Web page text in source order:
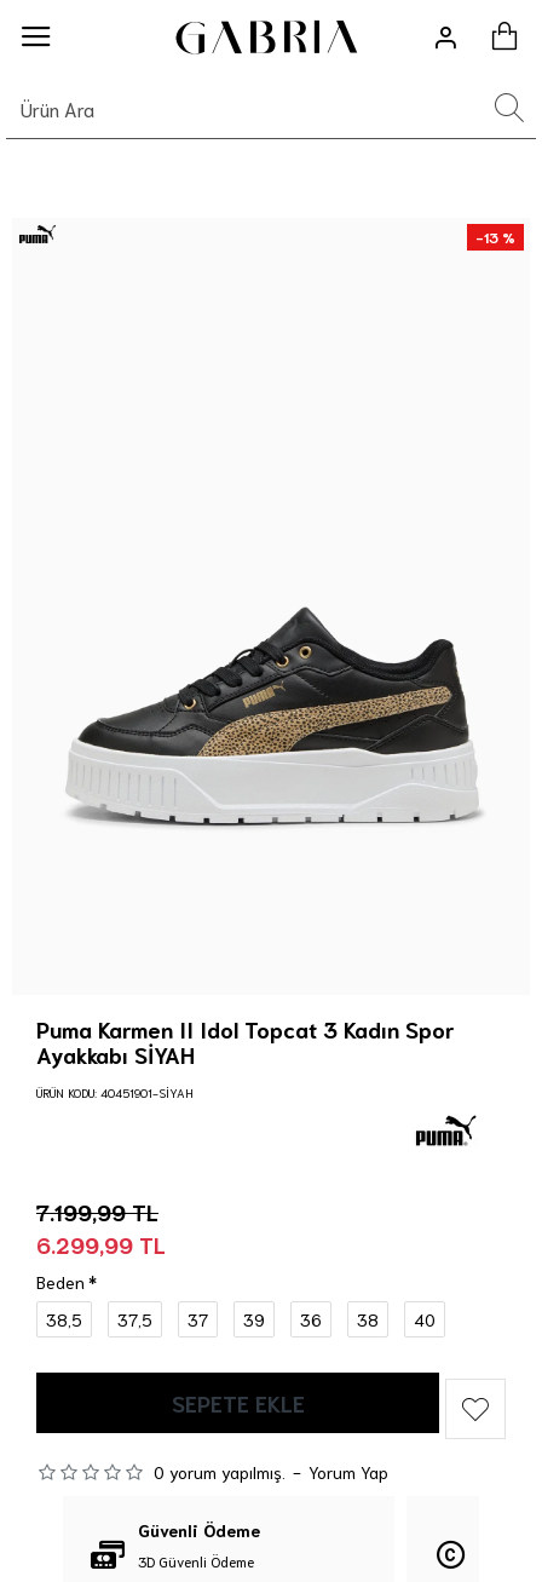
-13 %
Puma Karmen II Idol Topcat 3 Kadın Spor
Ayakkabı SİYAH
0 yorum yapılmış. - Yorum Yap
6.299,99 TL
7.199,99 TL
ÜRÜN KODU: 40451901-SİYAH
Beden
38,5
37,5 37 39 36 38 40
SEPETE EKLE
Güvenli Ödeme
3D Güvenli Ödeme